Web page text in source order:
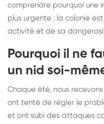
comprendre pourquoi une
plus urgente : la colonie
activité et de sa
Pourquoi il ne
un nid soi-
Chaque été, nous
ont tenté de régler le
et ont subi des attaques